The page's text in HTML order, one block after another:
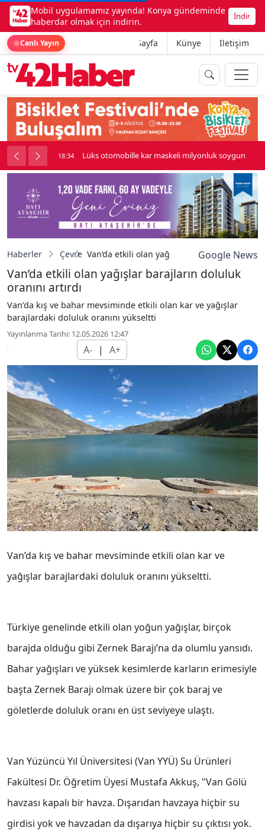
Mobil uygulamamız yayında! Konya gündeminde
haberdar olmak için indirin.
İndir
Canlı Yayın Ana Sayfa Künye İletişim
kavga çıktı 18:34 Lüks otomobille kar maskeli milyonluk soygun
Haberler Çevre Van’da etkili olan yağışlar barajların doluluk
Google News
Van’da etkili olan yağışlar barajların doluluk
oranını artırdı
Van’da kış ve bahar mevsiminde etkili olan kar ve yağışlar
barajlardaki doluluk oranını yükseltti
Yayınlanma Tarihi: 12.05.2026 12:47
A- | A+
Van’da kış ve bahar mevsiminde etkili olan kar ve
yağışlar barajlardaki doluluk oranını yükseltti.
Türkiye genelinde etkili olan yoğun yağışlar, birçok
barajda olduğu gibi Zernek Barajı’na da olumlu yansıdı.
Bahar yağışları ve yüksek kesimlerde karların erimesiyle
başta Zernek Barajı olmak üzere bir çok baraj ve
göletlerde doluluk oranı en üst seviyeye ulaştı.
Van Yüzüncü Yıl Üniversitesi (Van YYÜ) Su Ürünleri
Fakültesi Dr. Öğretim Üyesi Mustafa Akkuş, "Van Gölü
havzası kapalı bir havza. Dışarıdan havzaya hiçbir su
girdisi yok ve havzadan da dışarıya hiçbir su çıktısı yok.